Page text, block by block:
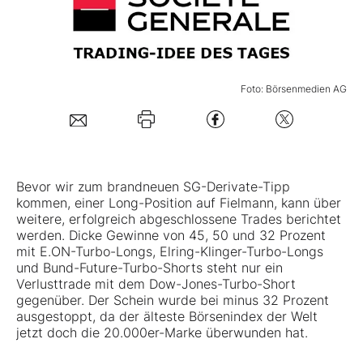
Mein B:O
Folgen Sie uns
Foto: Börsenmedien AG
Bevor wir zum brandneuen SG-Derivate-Tipp
kommen, einer Long-Position auf Fielmann, kann über
weitere, erfolgreich abgeschlossene Trades berichtet
werden. Dicke Gewinne von 45, 50 und 32 Prozent
mit E.ON-Turbo-Longs, Elring-Klinger-Turbo-Longs
und Bund-Future-Turbo-Shorts steht nur ein
Verlusttrade mit dem Dow-Jones-Turbo-Short
gegenüber. Der Schein wurde bei minus 32 Prozent
ausgestoppt, da der älteste Börsenindex der Welt
jetzt doch die 20.000er-Marke überwunden hat.